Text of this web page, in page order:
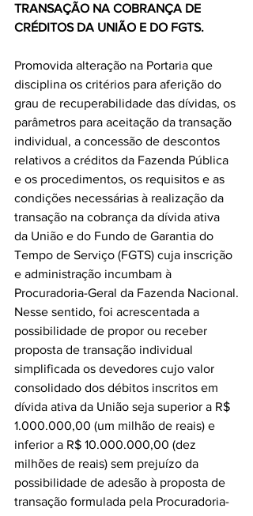
TRANSAÇÃO NA COBRANÇA DE
CRÉDITOS DA UNIÃO E DO FGTS.
Promovida alteração na Portaria que
disciplina os critérios para aferição do
grau de recuperabilidade das dívidas, os
parâmetros para aceitação da transação
individual, a concessão de descontos
relativos a créditos da Fazenda Pública
e os procedimentos, os requisitos e as
condições necessárias à realização da
transação na cobrança da dívida ativa
da União e do Fundo de Garantia do
Tempo de Serviço (FGTS) cuja inscrição
e administração incumbam à
Procuradoria-Geral da Fazenda Nacional.
Nesse sentido, foi acrescentada a
possibilidade de propor ou receber
proposta de transação individual
simplificada os devedores cujo valor
consolidado dos débitos inscritos em
dívida ativa da União seja superior a R$
1.000.000,00 (um milhão de reais) e
inferior a R$ 10.000.000,00 (dez
milhões de reais) sem prejuízo da
possibilidade de adesão à proposta de
transação formulada pela Procuradoria-